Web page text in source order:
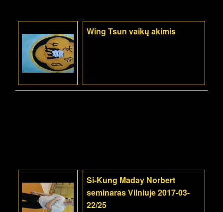
Wing Tsun vaikų akimis
Si-Kung Maday Norbert
seminaras Vilniuje 2017-03-
22/25